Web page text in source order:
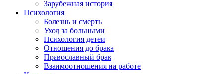
Зарубежная история
Психология
Болезнь и смерть
Уход за больными
Психология детей
Отношения до брака
Православный брак
Взаимоотношения на работе